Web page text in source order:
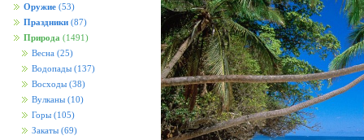
Оружие (53)
Праздники (87)
Природа (1491)
Весна (25)
Водопады (137)
Восходы (38)
Вулканы (10)
Горы (105)
Закаты (69)